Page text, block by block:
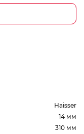
Haisser
14 мм
310 мм